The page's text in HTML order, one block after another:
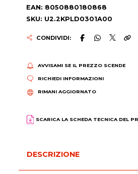
EAN: 8050880180868
SKU: U2.2KPLD0301A00
CONDIVIDI:
AVVISAMI SE IL PREZZO SCENDE
RICHIEDI INFORMAZIONI
RIMANI AGGIORNATO
SCARICA LA SCHEDA TECNICA DEL
DESCRIZIONE